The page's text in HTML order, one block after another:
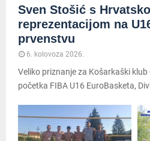
Sven Stošić s
reprezentacijom na
prvenstvu
6. kolovoza 2026.
Veliko priznanje za Košarkaški
početka FIBA U16 EuroBasketa,